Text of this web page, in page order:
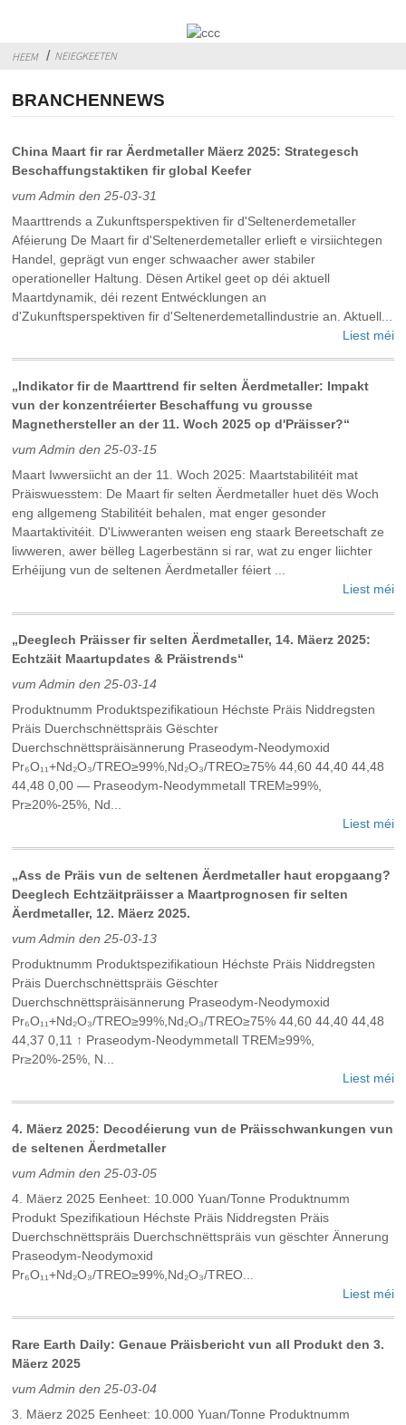
HEEM NEIEGKEETEN
BRANCHENNEWS
China Maart fir rar Äerdmetaller Mäerz 2025: Strategesch
Beschaffungstaktiken fir global Keefer
vum Admin den 25-03-31
Maarttrends a Zukunftsperspektiven fir d'Seltenerdemetaller
Aféierung De Maart fir d'Seltenerdemetaller erlieft e virsiichtegen
Handel, geprägt vun enger schwaacher awer stabiler
operationeller Haltung. Dësen Artikel geet op déi aktuell
Maartdynamik, déi rezent Entwécklungen an
d'Zukunftsperspektiven fir d'Seltenerdemetallindustrie an. Aktuell...
Liest méi
„Indikator fir de Maarttrend fir selten Äerdmetaller: Impakt
vun der konzentréierter Beschaffung vu grousse
Magnethersteller an der 11. Woch 2025 op d'Präisser?“
vum Admin den 25-03-15
Maart Iwwersiicht an der 11. Woch 2025: Maartstabilitéit mat
Präiswuesstem: De Maart fir selten Äerdmetaller huet dës Woch
eng allgemeng Stabilitéit behalen, mat enger gesonder
Maartaktivitéit. D'Liwweranten weisen eng staark Bereetschaft ze
liwweren, awer bëlleg Lagerbestänn si rar, wat zu enger liichter
Erhéijung vun de seltenen Äerdmetaller féiert ...
Liest méi
„Deeglech Präisser fir selten Äerdmetaller, 14. Mäerz 2025:
Echtzäit Maartupdates & Präistrends“
vum Admin den 25-03-14
Produktnumm Produktspezifikatioun Héchste Präis Niddregsten
Präis Duerchschnëttspräis Gëschter
Duerchschnëttspräisännerung Praseodym-Neodymoxid
Pr₆O₁₁+Nd₂O₃/TREO≥99%,Nd₂O₃/TREO≥75% 44,60 44,40 44,48
44,48 0,00 — Praseodym-Neodymmetall TREM≥99%,
Pr≥20%-25%, Nd...
Liest méi
„Ass de Präis vun de seltenen Äerdmetaller haut eropgaang?
Deeglech Echtzäitpräisser a Maartprognosen fir selten
Äerdmetaller, 12. Mäerz 2025.
vum Admin den 25-03-13
Produktnumm Produktspezifikatioun Héchste Präis Niddregsten
Präis Duerchschnëttspräis Gëschter
Duerchschnëttspräisännerung Praseodym-Neodymoxid
Pr₆O₁₁+Nd₂O₃/TREO≥99%,Nd₂O₃/TREO≥75% 44,60 44,40 44,48
44,37 0,11 ↑ Praseodym-Neodymmetall TREM≥99%,
Pr≥20%-25%, N...
Liest méi
4. Mäerz 2025: Decodéierung vun de Präisschwankungen vun
de seltenen Äerdmetaller
vum Admin den 25-03-05
4. Mäerz 2025 Eenheet: 10.000 Yuan/Tonne Produktnumm
Produkt Spezifikatioun Héchste Präis Niddregsten Präis
Duerchschnëttspräis Duerchschnëttspräis vun gëschter Ännerung
Praseodym-Neodymoxid
Pr₆O₁₁+Nd₂O₃/TREO≥99%,Nd₂O₃/TREO...
Liest méi
Rare Earth Daily: Genaue Präisbericht vun all Produkt den 3.
Mäerz 2025
vum Admin den 25-03-04
3. Mäerz 2025 Eenheet: 10.000 Yuan/Tonne Produktnumm